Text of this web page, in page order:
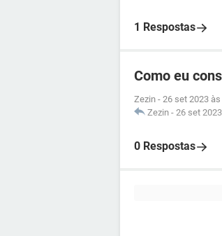
1 Respostas
Como eu
Zezin - 26 set 2023
Zezin - 26 set
0 Respostas